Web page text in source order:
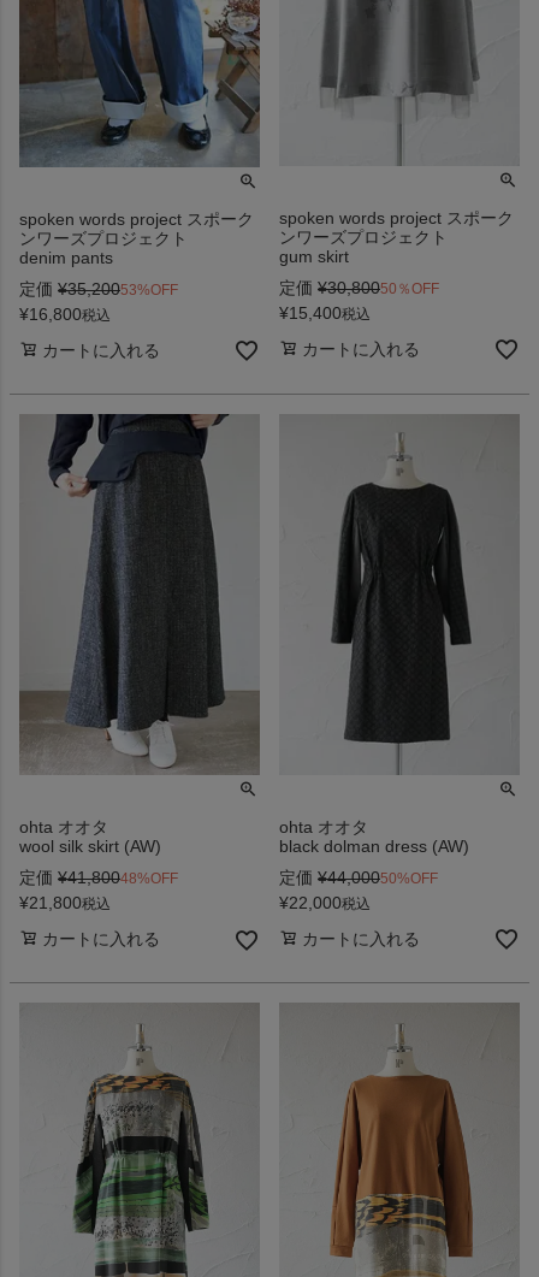
spoken words project スポーク
ンワーズプロジェクト
denim pants
定価 ¥35,20053%OFF
¥16,800税込
カートに入れる
spoken words project スポーク
ンワーズプロジェクト
gum skirt
定価 ¥30,80050％OFF
¥15,400税込
カートに入れる
ohta オオタ
wool silk skirt (AW)
定価 ¥41,80048%OFF
¥21,800税込
カートに入れる
ohta オオタ
black dolman dress (AW)
定価 ¥44,00050%OFF
¥22,000税込
カートに入れる